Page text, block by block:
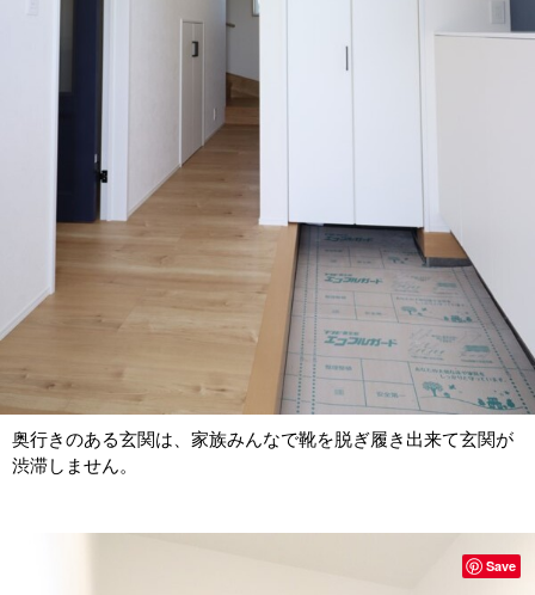
奥行きのある玄関は、家族みんなで靴を脱ぎ履き出来て玄関が
渋滞しません。
Save